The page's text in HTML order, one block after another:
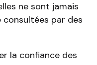
ne sont jamais
par des
la confiance des